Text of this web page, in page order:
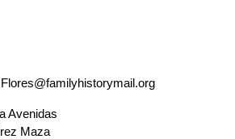
Avenidas
Maza